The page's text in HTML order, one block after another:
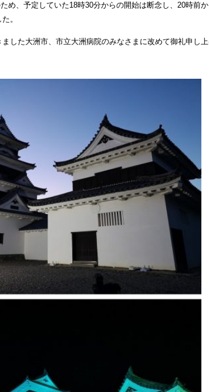
め、予定していた18時30分からの開始は断念し、20時前
。
した大洲市、市立大洲病院のみなさまに改めて御礼申し上